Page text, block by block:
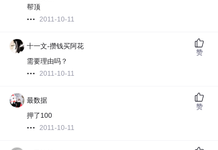
帮顶
2011-10-11
十一文-攒钱买阿花
需要理由吗？
2011-10-11
赞
最数据
押了100
2011-10-11
赞